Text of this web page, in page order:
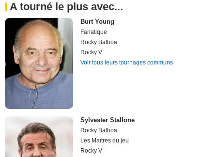
A tourné le plus avec...
Burt Young
Fanatique
Rocky Balboa
Rocky V
Voir tous leurs tournages communs
Sylvester Stallone
Rocky Balboa
Les Maîtres du jeu
Rocky V